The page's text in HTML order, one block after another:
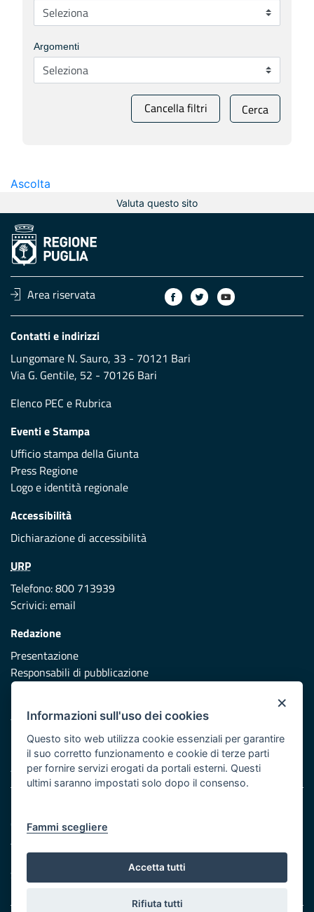
Argomenti
Cancella filtri Cerca
Ascolta
Valuta questo sito
Area riservata
Contatti e indirizzi
Lungomare N. Sauro, 33 - 70121 Bari
Via G. Gentile, 52 - 70126 Bari
Elenco PEC e Rubrica
Eventi e Stampa
Ufficio stampa della Giunta
Press Regione
Logo e identità regionale
Accessibilità
Dichiarazione di accessibilità
URP
Telefono: 800 713939
Scrivici:email
Redazione
Presentazione
Responsabili di pubblicazione
Vai al sito di Protezione Civile Puglia
Iniziativa finanziata con risorse del POR Puglia 2014/2020 -
Asse XI
Cookie e privacy
Atti di notifica
Feed RSS
Servizi Intranet
×
Informazioni sull'uso dei cookies
Questo sito web utilizza cookie essenziali per garantire
il suo corretto funzionamento e cookie di terze parti
per fornire servizi erogati da portali esterni. Questi
ultimi saranno impostati solo dopo il consenso.
Fammi scegliere
Accetta tutti
Rifiuta tutti